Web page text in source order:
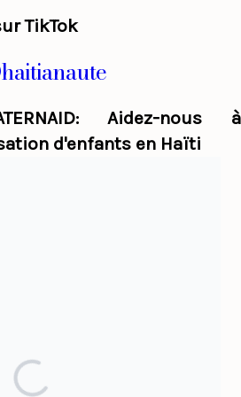
TikTok
Aidez-nous à
d'enfants en Haïti